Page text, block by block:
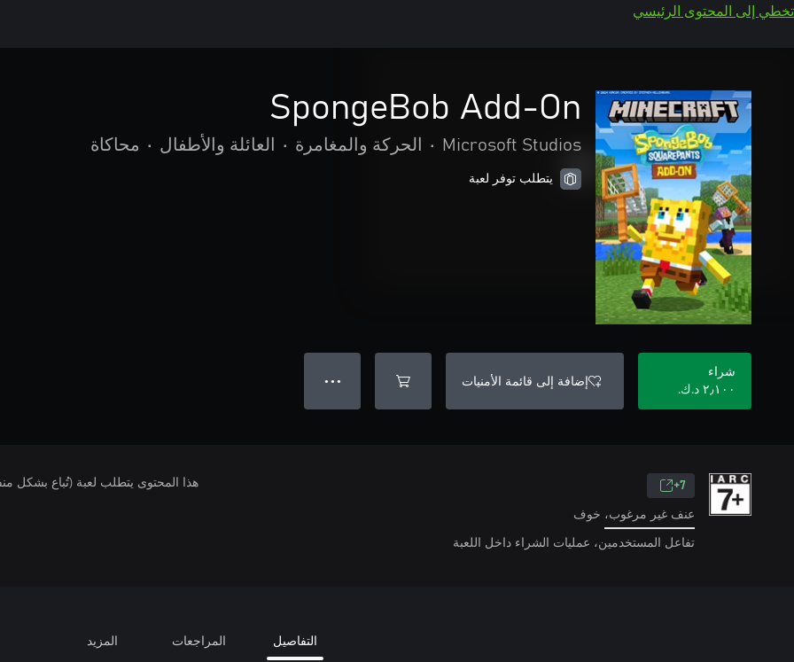
تخطي إلى المحتوى الرئيسي
SpongeBob Add-On
Microsoft Studios
• الحركة والمغامرة • العائلة والأطفال • محاكاة
يتطلب توفر لعبة
شراء
٢٫١٠٠ د.ك.‏
إضافة إلى قائمة الأمنيات ● ● ●
7+
عنف غير مرغوب، خوف
تفاعل المستخدمين، عمليات الشراء داخل اللعبة
هذا المحتوى يتطلب لعبة (تُباع بشكل
التفاصيل المراجعات المزيد